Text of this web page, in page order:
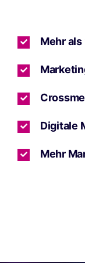
Mehr
Digitale
Mehr